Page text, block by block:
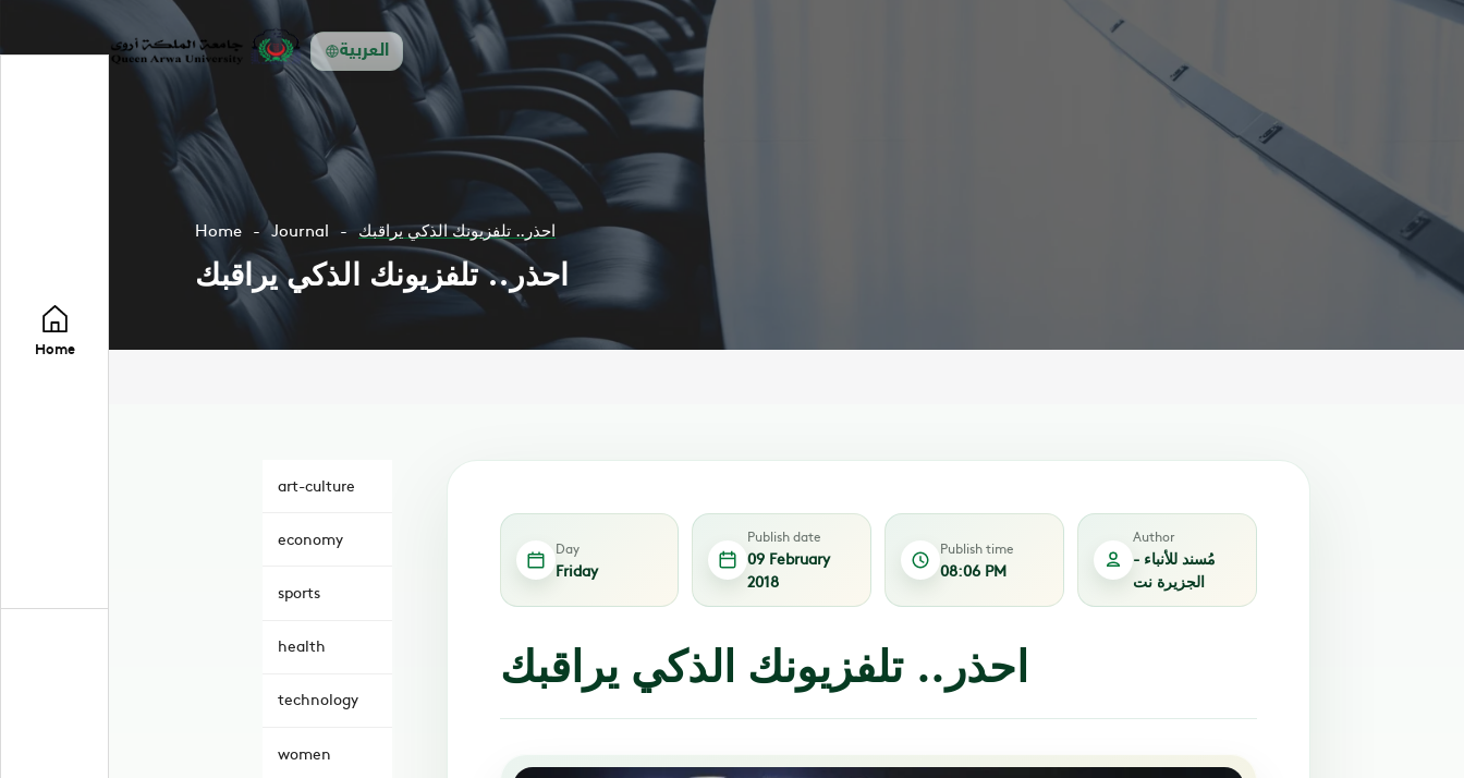
العربية
Home
Home Journal احذر.. تلفزيونك الذكي يراقبك
احذر.. تلفزيونك الذكي يراقبك
art-culture
economy
sports
health
technology
women
Day
Friday
Publish date
09 February
2018
Publish time
08:06 PM
Author
مُسند للأنباء -
الجزيرة نت
احذر.. تلفزيونك الذكي يراقبك